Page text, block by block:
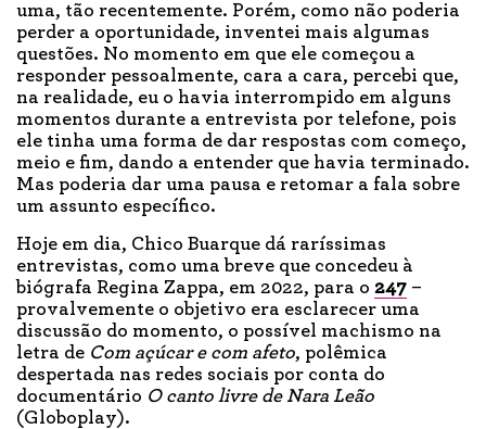
uma, tão recentemente. Porém, como não poderia
perder a oportunidade, inventei mais algumas
questões. No momento em que ele começou a
responder pessoalmente, cara a cara, percebi que,
na realidade, eu o havia interrompido em alguns
momentos durante a entrevista por telefone, pois
ele tinha uma forma de dar respostas com começo,
meio e fim, dando a entender que havia terminado.
Mas poderia dar uma pausa e retomar a fala sobre
um assunto específico.
Hoje em dia, Chico Buarque dá raríssimas
entrevistas, como uma breve que concedeu à
biógrafa Regina Zappa, em 2022, para o 247 –
provalvemente o objetivo era esclarecer uma
discussão do momento, o possível machismo na
letra de Com açúcar e com afeto, polêmica
despertada nas redes sociais por conta do
documentário O canto livre de Nara Leão
(Globoplay).